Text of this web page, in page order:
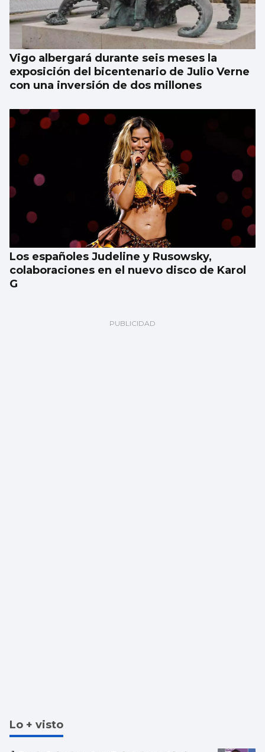
Vigo albergará durante seis meses la
exposición del bicentenario de Julio Verne
con una inversión de dos millones
Los españoles Judeline y Rusowsky,
colaboraciones en el nuevo disco de Karol
G
Lo + visto